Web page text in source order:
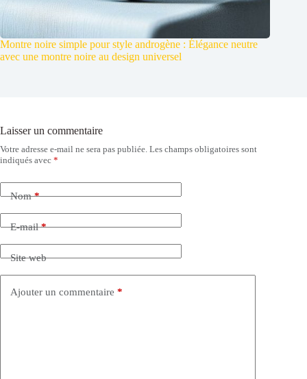
Montre noire simple pour style androgène : Élégance neutre
avec une montre noire au design universel
Laisser un commentaire
Votre adresse e-mail ne sera pas publiée. Les champs obligatoires sont
indiqués avec *
Nom*
E-mail*
Site web
Ajouter un commentaire *